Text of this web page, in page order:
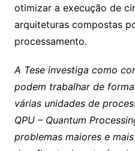
otimizar a execução de
arquiteturas compostas
processamento.
A Tese investiga como
podem trabalhar de
várias unidades de
QPU – Quantum
problemas maiores e